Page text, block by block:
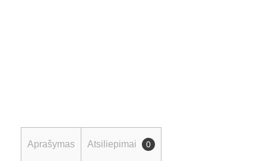
Aprašymas Atsiliepimai 0